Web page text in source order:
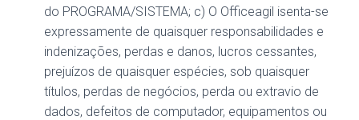
do PROGRAMA/SISTEMA; c) O Officeagil isenta-se
expressamente de quaisquer responsabilidades e
indenizações, perdas e danos, lucros cessantes,
prejuízos de quaisquer espécies, sob quaisquer
títulos, perdas de negócios, perda ou extravio de
dados, defeitos de computador, equipamentos ou